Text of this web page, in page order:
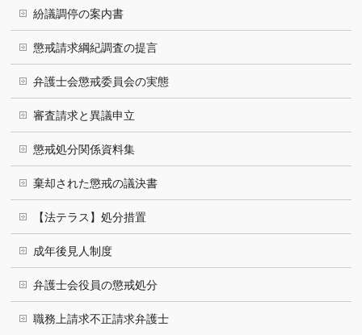
紛議調停の案内書
懲戒請求綱紀調査の提言
弁護士会懲戒委員会の実態
審査請求と異議申立
懲戒処分関係資料集
棄却された懲戒の議決書
【法テラス】処分措置
成年後見人制度
弁護士会役員の懲戒処分
職務上請求不正請求弁護士